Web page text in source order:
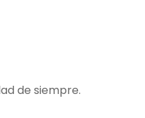
de siempre.